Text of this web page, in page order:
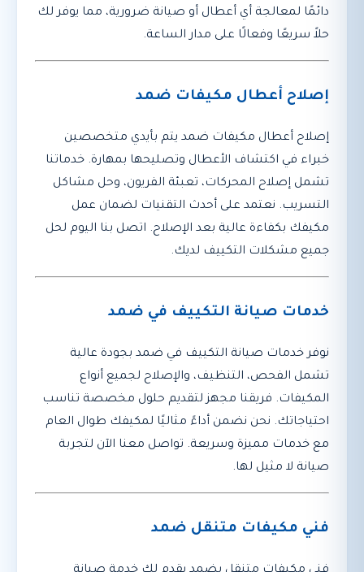
دائمًا لمعالجة أي أعطال أو صيانة ضرورية، مما يوفر لك
حلاً سريعًا وفعالًا على مدار الساعة.
إصلاح أعطال مكيفات ضمد
إصلاح أعطال مكيفات ضمد يتم بأيدي متخصصين
خبراء في اكتشاف الأعطال وتصليحها بمهارة. خدماتنا
تشمل إصلاح المحركات، تعبئة الفريون، وحل مشاكل
التسريب. نعتمد على أحدث التقنيات لضمان عمل
مكيفك بكفاءة عالية بعد الإصلاح. اتصل بنا اليوم لحل
جميع مشكلات التكييف لديك.
خدمات صيانة التكييف في ضمد
نوفر خدمات صيانة التكييف في ضمد بجودة عالية
تشمل الفحص، التنظيف، والإصلاح لجميع أنواع
المكيفات. فريقنا مجهز لتقديم حلول مخصصة تناسب
احتياجاتك. نحن نضمن أداءً مثاليًا لمكيفك طوال العام
مع خدمات مميزة وسريعة. تواصل معنا الآن لتجربة
صيانة لا مثيل لها.
فني مكيفات متنقل ضمد